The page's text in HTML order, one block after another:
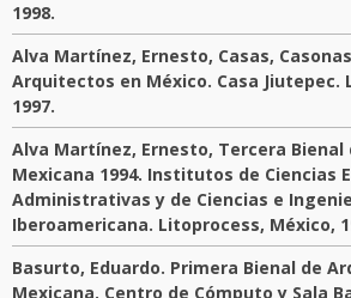
1998.
Alva Martínez, Ernesto, Casas,
Arquitectos en México. Casa Jiutepec.
1997.
Alva Martínez, Ernesto, Tercera
Mexicana 1994. Institutos de Ciencias
Administrativas y de Ciencias e
Iberoamericana. Litoprocess, México,
Basurto, Eduardo. Primera Bienal de
Mexicana. Centro de Cómputo y Sala